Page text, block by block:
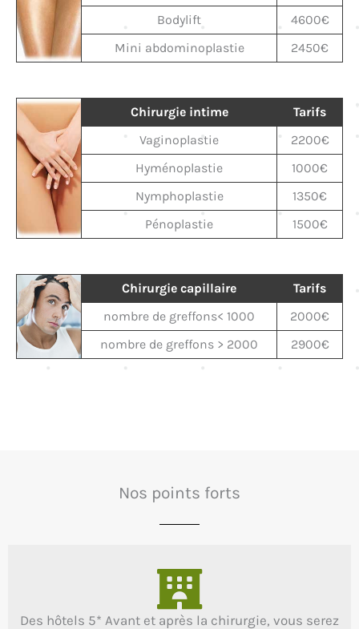
Bodylift
4600€
Mini abdominoplastie
2450€
Chirurgie intime
Tarifs
Vaginoplastie
2200€
Hyménoplastie
1000€
Nymphoplastie
1350€
Pénoplastie
1500€
Chirurgie capillaire
Tarifs
nombre de greffons< 1000
2000€
nombre de greffons > 2000
2900€
Nos points forts
Des hôtels 5* Avant et après la chirurgie, vous serez